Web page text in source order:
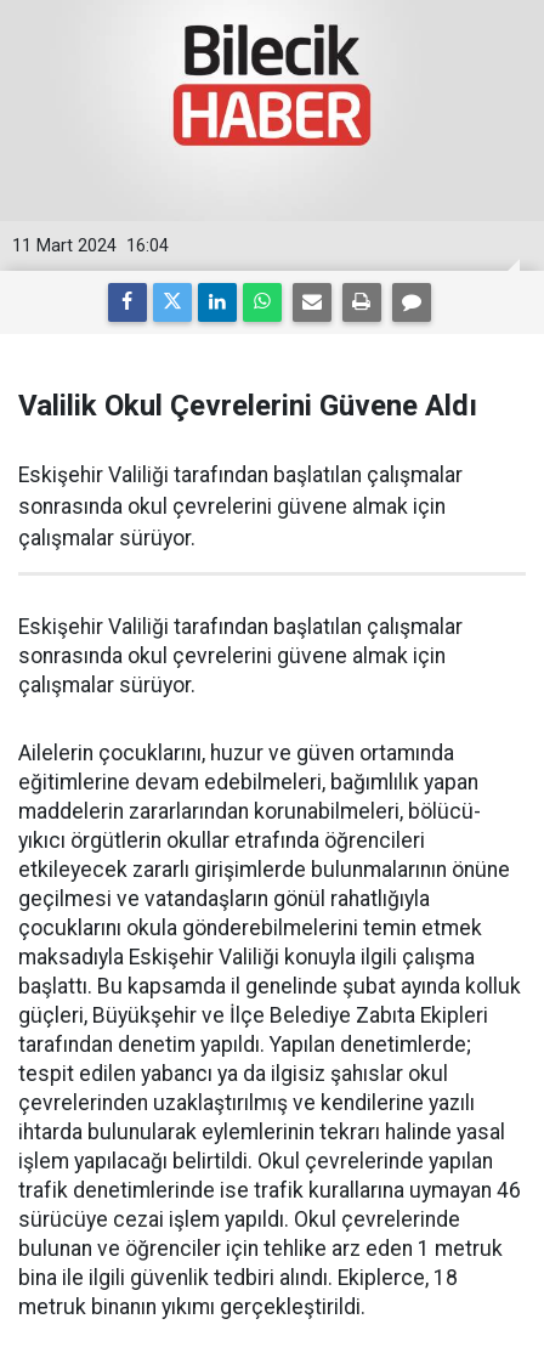
16:04
11 Mart 2024
Valilik Okul Çevrelerini Güvene Aldı
Eskişehir Valiliği tarafından başlatılan çalışmalar
sonrasında okul çevrelerini güvene almak için
çalışmalar sürüyor.
Eskişehir Valiliği tarafından başlatılan çalışmalar
sonrasında okul çevrelerini güvene almak için
çalışmalar sürüyor.
Ailelerin çocuklarını, huzur ve güven ortamında
eğitimlerine devam edebilmeleri, bağımlılık yapan
maddelerin zararlarından korunabilmeleri, bölücü-
yıkıcı örgütlerin okullar etrafında öğrencileri
etkileyecek zararlı girişimlerde bulunmalarının önüne
geçilmesi ve vatandaşların gönül rahatlığıyla
çocuklarını okula gönderebilmelerini temin etmek
maksadıyla Eskişehir Valiliği konuyla ilgili çalışma
başlattı. Bu kapsamda il genelinde şubat ayında kolluk
güçleri, Büyükşehir ve İlçe Belediye Zabıta Ekipleri
tarafından denetim yapıldı. Yapılan denetimlerde;
tespit edilen yabancı ya da ilgisiz şahıslar okul
çevrelerinden uzaklaştırılmış ve kendilerine yazılı
ihtarda bulunularak eylemlerinin tekrarı halinde yasal
işlem yapılacağı belirtildi. Okul çevrelerinde yapılan
trafik denetimlerinde ise trafik kurallarına uymayan 46
sürücüye cezai işlem yapıldı. Okul çevrelerinde
bulunan ve öğrenciler için tehlike arz eden 1 metruk
bina ile ilgili güvenlik tedbiri alındı. Ekiplerce, 18
metruk binanın yıkımı gerçekleştirildi.